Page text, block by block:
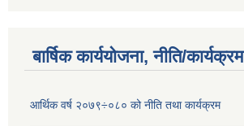
बार्षिक कार्ययोजना, नीति/कार्यक्रम
आर्थिक वर्ष २०७९÷०८० को नीति तथा कार्यक्रम